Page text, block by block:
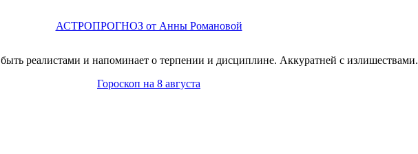
АСТРОПРОГНОЗ от Анны Романовой
реалистами и напоминает о терпении и дисциплине. Аккуратней с излишествами.
Гороскоп на 8 августа